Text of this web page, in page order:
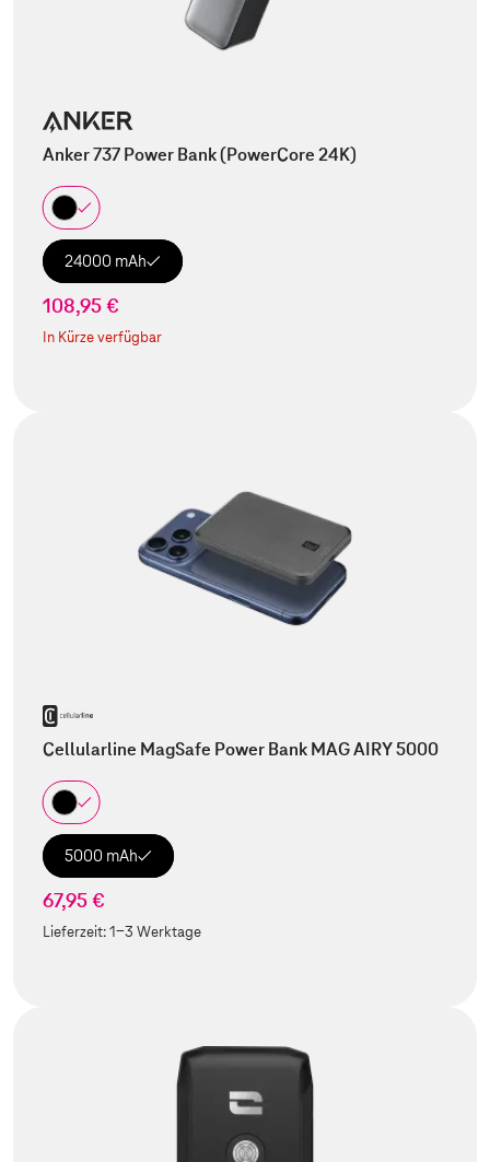
Anker 737 Power Bank (PowerCore 24K)
24000 mAh
108,95 €
In Kürze verfügbar
Cellularline MagSafe Power Bank MAG AIRY 5000
5000 mAh
67,95 €
Lieferzeit:1-3 Werktage